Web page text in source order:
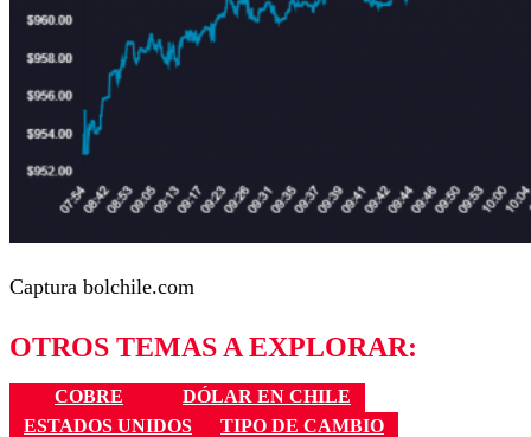
Captura bolchile.com
OTROS TEMAS A EXPLORAR:
COBRE
DÓLAR EN CHILE
ESTADOS UNIDOS
TIPO DE CAMBIO